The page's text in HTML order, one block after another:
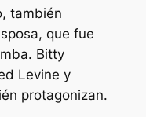
también
que fue
Bitty
Levine y
protagonizan.